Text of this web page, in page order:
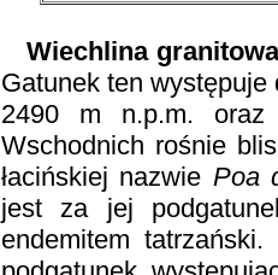
Wiechlina
Gatunek ten
2490 m n.p.m. oraz
Wschodnich rośnie
łacińskiej nazwie Poa
jest za jej
endemitem